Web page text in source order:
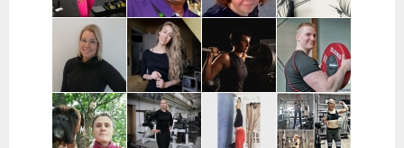
Loppi,
Janakkala
Charlotta
Grönberg |
Pääkaupunkiseutu
Stefan
Westerback |
Pääkaupunkiseutu
Eeva Nuutinen |
Pääkaupunkiseutu
ja Muu Suomi
Routa
Training |
Helsinki ja
Espoo
Jenni Sukko |
Oulu
Elina Lepistö |
Pirkanmaa
Heidi Soikkeli
| Tampere
Jani Lehtilä |
Turku ja etä